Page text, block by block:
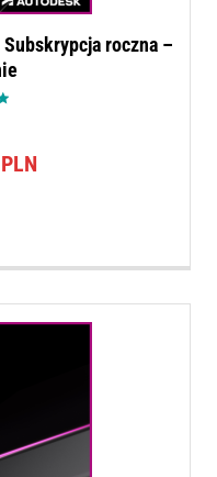
roczna –
PLN